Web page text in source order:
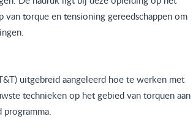
torque en tensioning gereedschappen om
uitgebreid aangeleerd hoe te werken met
technieken op het gebied van torquen aan